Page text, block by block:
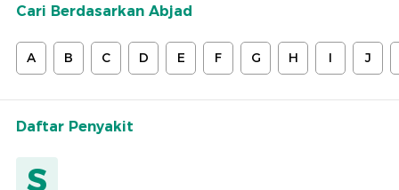
Cari Berdasarkan Abjad
A B C D E F G H I J
Daftar Penyakit
S